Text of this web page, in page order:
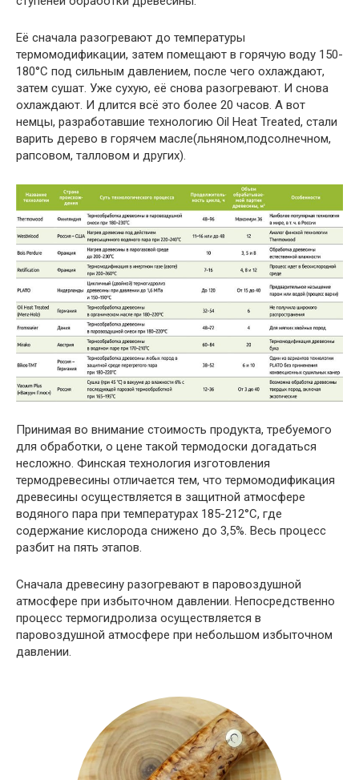
Её сначала разогревают до температуры
термомодификации, затем помещают в горячую воду 150-
180°С под сильным давлением, после чего охлаждают,
затем сушат. Уже сухую, её снова разогревают. И снова
охлаждают. И длится всё это более 20 часов. А вот
немцы, разработавшие технологию Oil Heat Treated, стали
варить дерево в горячем масле(льняном,подсолнечном,
рапсовом, талловом и других).
Принимая во внимание стоимость продукта, требуемого
для обработки, о цене такой термодоски догадаться
несложно. Финская технология изготовления
термодревесины отличается тем, что термомодификация
древесины осуществляется в защитной атмосфере
водяного пара при температурах 185-212°С, где
содержание кислорода снижено до 3,5%. Весь процесс
разбит на пять этапов.
Сначала древесину разогревают в паровоздушной
атмосфере при избыточном давлении. Непосредственно
процесс термогидролиза осуществляется в
паровоздушной атмосфере при небольшом избыточном
давлении.